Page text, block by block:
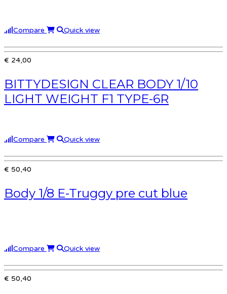
Compare Quick view
€ 24,00
BITTYDESIGN CLEAR BODY 1/10
LIGHT WEIGHT F1 TYPE-6R
Compare Quick view
€ 50,40
Body 1/8 E-Truggy pre cut blue
Compare Quick view
€ 50,40